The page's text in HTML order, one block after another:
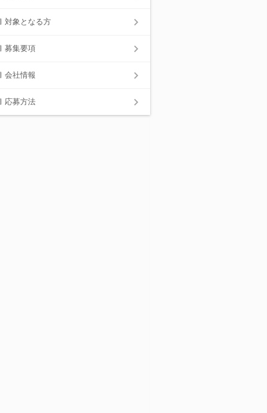
対象となる方
募集要項
会社情報
応募方法